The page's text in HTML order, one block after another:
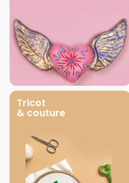
Tricot
& couture